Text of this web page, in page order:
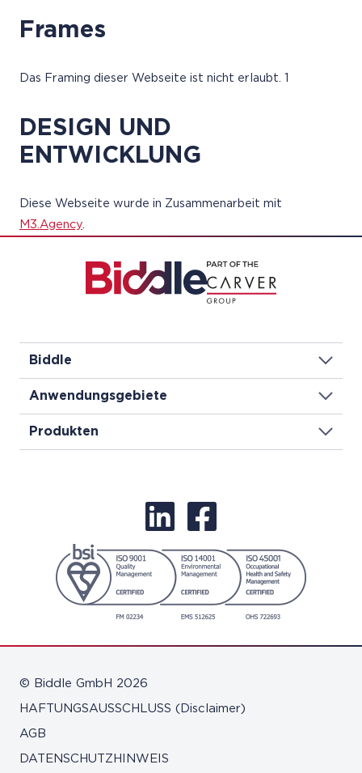
Frames
Das Framing dieser Webseite ist nicht erlaubt. 1
DESIGN UND
ENTWICKLUNG
Diese Webseite wurde in Zusammenarbeit mit
M3.Agency
Biddle
Anwendungsgebiete
Produkten
© Biddle GmbH 2026
HAFTUNGSAUSSCHLUSS (Disclaimer)
AGB
DATENSCHUTZHINWEIS